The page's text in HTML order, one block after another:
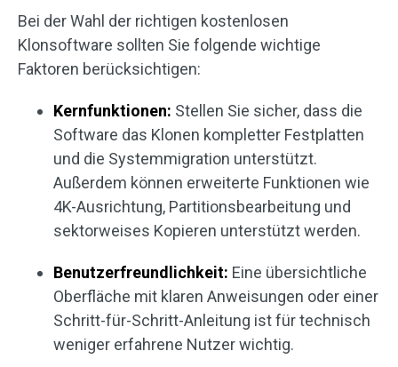
Bei der Wahl der richtigen kostenlosen
Klonsoftware sollten Sie folgende wichtige
Faktoren berücksichtigen:
Kernfunktionen: Stellen Sie sicher, dass die
Software das Klonen kompletter Festplatten
und die Systemmigration unterstützt.
Außerdem können erweiterte Funktionen wie
4K-Ausrichtung, Partitionsbearbeitung und
sektorweises Kopieren unterstützt werden.
Benutzerfreundlichkeit: Eine übersichtliche
Oberfläche mit klaren Anweisungen oder einer
Schritt-für-Schritt-Anleitung ist für technisch
weniger erfahrene Nutzer wichtig.